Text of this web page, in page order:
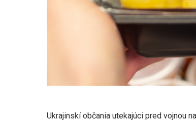
Ukrajinskí občania utekajúci pred vojnou